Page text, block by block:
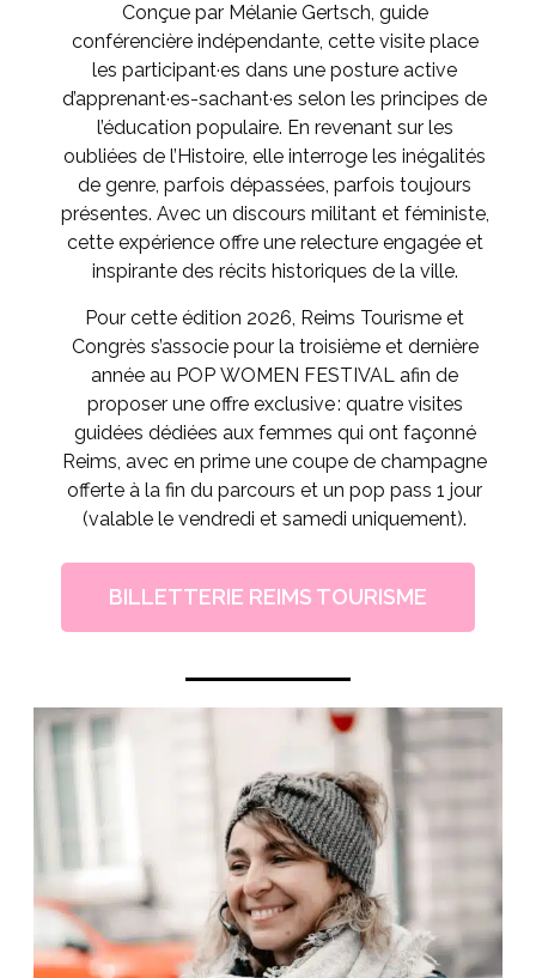
Conçue par Mélanie Gertsch, guide
conférencière indépendante, cette visite place
les participant·es dans une posture active
d’apprenant·es-sachant·es selon les principes de
l’éducation populaire. En revenant sur les
oubliées de l’Histoire, elle interroge les inégalités
de genre, parfois dépassées, parfois toujours
présentes. Avec un discours militant et féministe,
cette expérience offre une relecture engagée et
inspirante des récits historiques de la ville.
Pour cette édition 2026, Reims Tourisme et
Congrès s’associe pour la troisième et dernière
année au POP WOMEN FESTIVAL afin de
proposer une offre exclusive : quatre visites
guidées dédiées aux femmes qui ont façonné
Reims, avec en prime une coupe de champagne
offerte à la fin du parcours et un pop pass 1 jour
(valable le vendredi et samedi uniquement).
BILLETTERIE REIMS TOURISME